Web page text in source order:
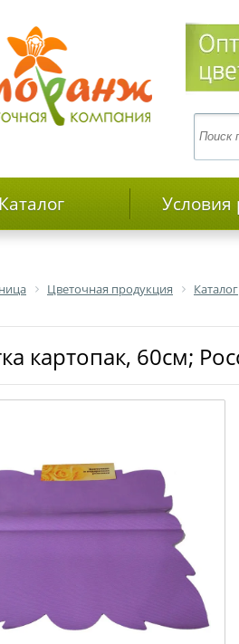
Каталог Условия
Цветочная продукция Каталог
картопак, 60см;